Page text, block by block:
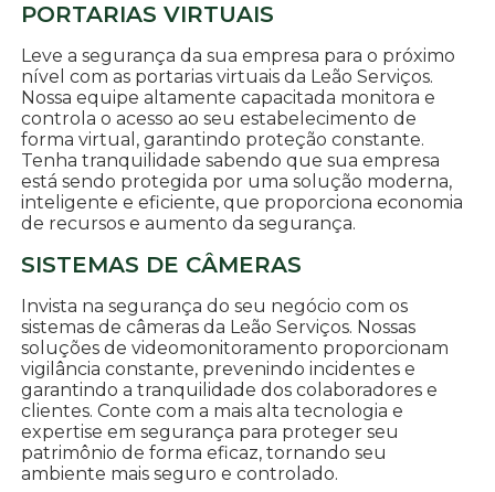
PORTARIAS VIRTUAIS
Leve a segurança da sua empresa para o próximo
nível com as portarias virtuais da Leão Serviços.
Nossa equipe altamente capacitada monitora e
controla o acesso ao seu estabelecimento de
forma virtual, garantindo proteção constante.
Tenha tranquilidade sabendo que sua empresa
está sendo protegida por uma solução moderna,
inteligente e eficiente, que proporciona economia
de recursos e aumento da segurança.
SISTEMAS DE CÂMERAS
Invista na segurança do seu negócio com os
sistemas de câmeras da Leão Serviços. Nossas
soluções de videomonitoramento proporcionam
vigilância constante, prevenindo incidentes e
garantindo a tranquilidade dos colaboradores e
clientes. Conte com a mais alta tecnologia e
expertise em segurança para proteger seu
patrimônio de forma eficaz, tornando seu
ambiente mais seguro e controlado.